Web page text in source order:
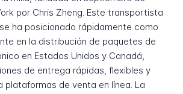
por Chris Zheng. Este transportista
ha posicionado rápidamente como
en la distribución de paquetes de
en Estados Unidos y Canadá,
de entrega rápidas, flexibles y
plataformas de venta en línea. La